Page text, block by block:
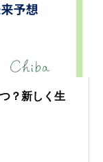
？新しく生